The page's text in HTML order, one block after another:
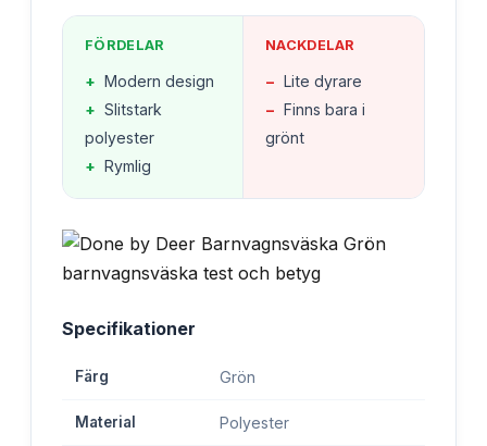
FÖRDELAR
+ Modern design
+ Slitstark
polyester
+ Rymlig
NACKDELAR
− Lite dyrare
− Finns bara i
grönt
Specifikationer
Färg Grön
Material Polyester